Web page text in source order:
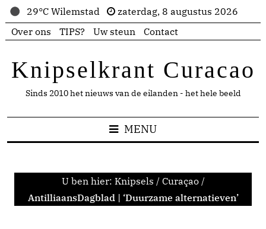
29°C Wilemstad
zaterdag, 8 augustus 2026
Over ons
TIPS? Uw steun Contact
Knipselkrant Curacao
Sinds 2010 het nieuws van de eilanden - het hele beeld
MENU
U ben hier: Knipsels / Curaçao /
AntilliaansDagblad | ‘Duurzame alternatieven’